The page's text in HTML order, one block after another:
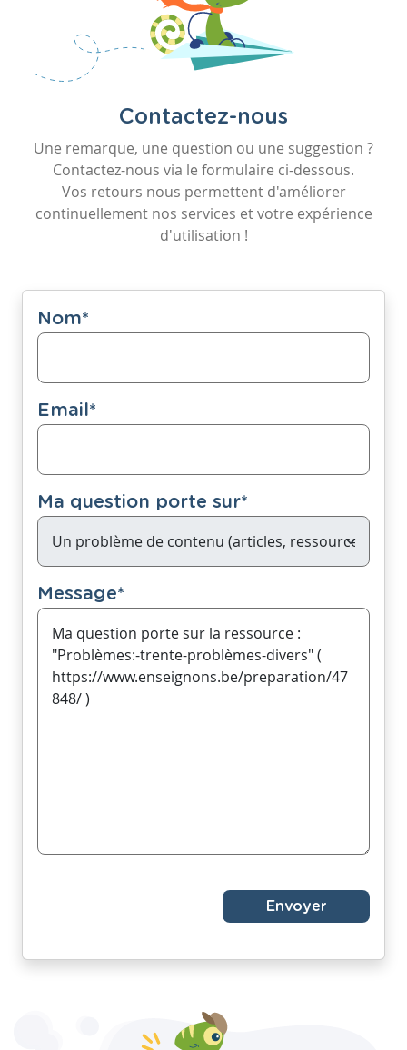
Contactez-nous
Une remarque, une question ou une suggestion ?
Contactez-nous via le formulaire ci-dessous.
Vos retours nous permettent d'améliorer
continuellement nos services et votre expérience
d'utilisation !
Nom*
Email*
Ma question porte sur*
Message*
Envoyer